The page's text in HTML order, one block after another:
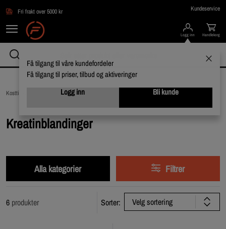
Fri frakt over 5000 kr Kundeservice
Logg inn
Få tilgang til våre kundefordeler
Få tilgang til priser, tilbud og aktiveringer
Logg inn
Bli kunde
Handlekorg
Kosttilskudd / Kreatinblandinger
Kreatinblandinger
Alla kategorier Filtrer
6 produkter Sorter: Velg sortering